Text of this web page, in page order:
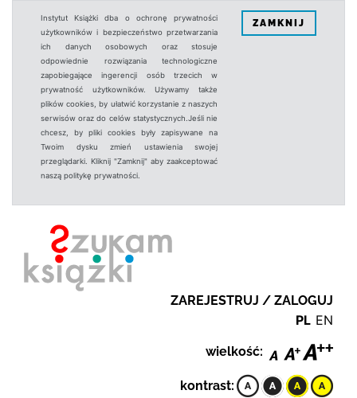
Instytut Książki dba o ochronę prywatności
użytkowników i bezpieczeństwo przetwarzania
ich danych osobowych oraz stosuje
odpowiednie rozwiązania technologiczne
zapobiegające ingerencji osób trzecich w
prywatność użytkowników. Używamy także
plików cookies, by ułatwić korzystanie z naszych
serwisów oraz do celów statystycznych.Jeśli nie
chcesz, by pliki cookies były zapisywane na
Twoim dysku zmień ustawienia swojej
przeglądarki. Kliknij "Zamknij" aby zaakceptować
naszą politykę prywatności.
ZAMKNIJ
ZAREJESTRUJ / ZALOGUJ
PL EN
wielkość:
kontrast: